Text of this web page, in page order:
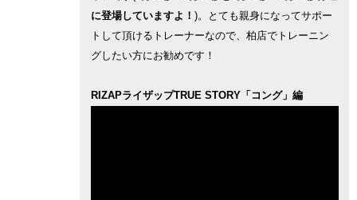
に登場していますよ！ )。とても親身になってサポー
トして頂けるトレーナーなので、柏店でトレーニン
グしたい方にお勧めです！
RIZAPライザップTRUE STORY「コング」編